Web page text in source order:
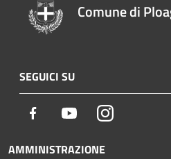
Comune di
SEGUICI SU
Facebook YoutubeInstagram
AMMINISTRAZIONE